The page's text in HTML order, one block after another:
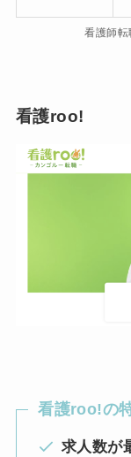
看護師転
看護roo!
看護roo!の
求人数が